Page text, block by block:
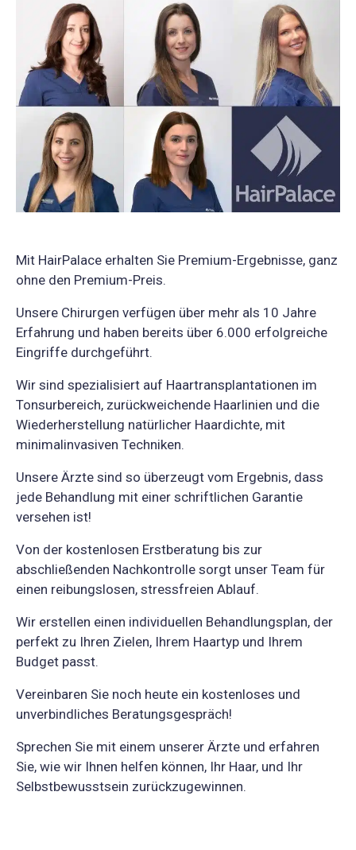
Mit HairPalace erhalten Sie Premium-Ergebnisse, ganz
ohne den Premium-Preis.
Unsere Chirurgen verfügen über mehr als 10 Jahre
Erfahrung und haben bereits über 6.000 erfolgreiche
Eingriffe durchgeführt.
Wir sind spezialisiert auf Haartransplantationen im
Tonsurbereich, zurückweichende Haarlinien und die
Wiederherstellung natürlicher Haardichte, mit
minimalinvasiven Techniken.
Unsere Ärzte sind so überzeugt vom Ergebnis, dass
jede Behandlung mit einer schriftlichen Garantie
versehen ist!
Von der kostenlosen Erstberatung bis zur
abschließenden Nachkontrolle sorgt unser Team für
einen reibungslosen, stressfreien Ablauf.
Wir erstellen einen individuellen Behandlungsplan, der
perfekt zu Ihren Zielen, Ihrem Haartyp und Ihrem
Budget passt.
Vereinbaren Sie noch heute ein kostenloses und
unverbindliches Beratungsgespräch!
Sprechen Sie mit einem unserer Ärzte und erfahren
Sie, wie wir Ihnen helfen können, Ihr Haar, und Ihr
Selbstbewusstsein zurückzugewinnen.